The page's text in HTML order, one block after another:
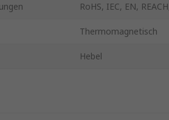
RoHS, IEC, EN,
Thermomagnetisch
Hebel